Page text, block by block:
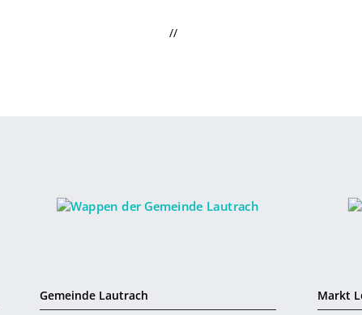
//
Gemeinde Lautrach
Markt